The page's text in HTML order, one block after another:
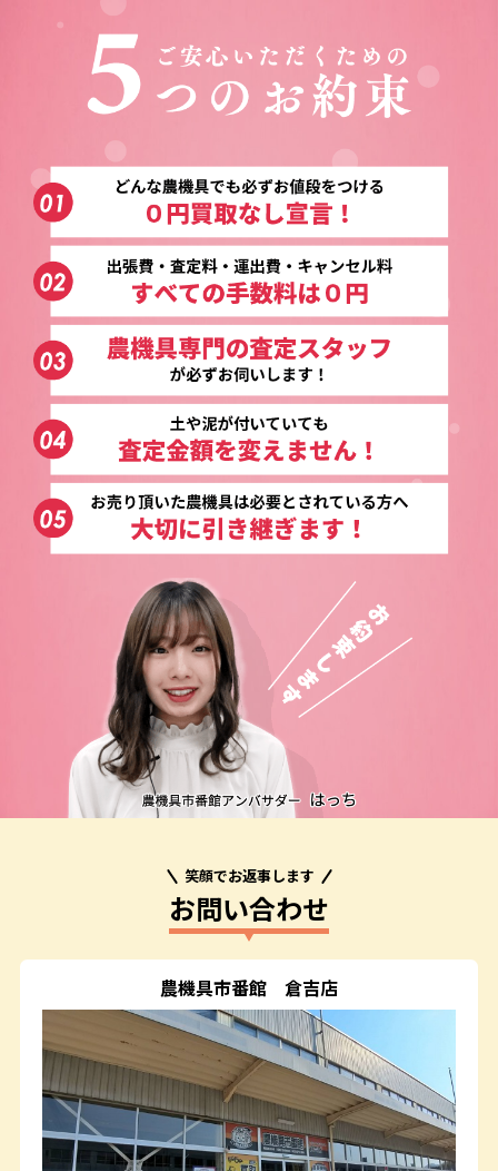
笑顔でお返事します
お問い合わせ
農機具市番館 倉吉店